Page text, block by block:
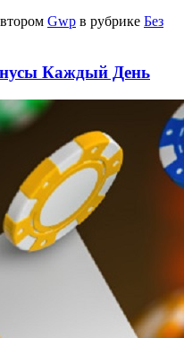
Gwp в рубрике Без
Каждый День